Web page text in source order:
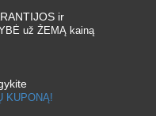
ir
už ŽEMĄ kainą
KUPONĄ!